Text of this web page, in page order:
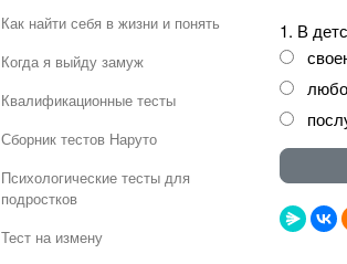
Как найти себя в жизни и понять
Когда я выйду замуж
Квалификационные тесты
Сборник тестов Наруто
Психологические тесты для
подростков
Тест на измену
1. В